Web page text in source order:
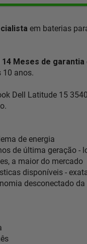
em baterias
14 Meses de garantia
10 anos.
Dell Latitude 15
de energia
de última geração -
a maior do mercado
disponíveis -
desconectado da